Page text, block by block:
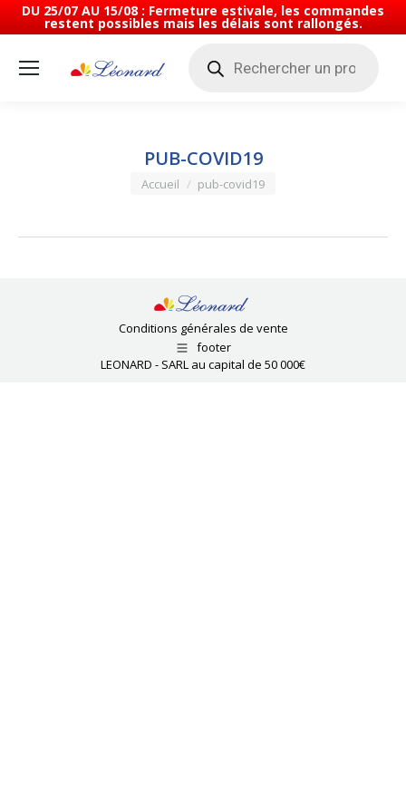
DU 25/07 AU 15/08 : Fermeture estivale, les commandes
restent possibles mais les délais sont rallongés.
produits
PUB-COVID19
Vous êtes ici :
Accueil pub-covid19
Conditions générales de vente
footer
LEONARD - SARL au capital de 50 000€